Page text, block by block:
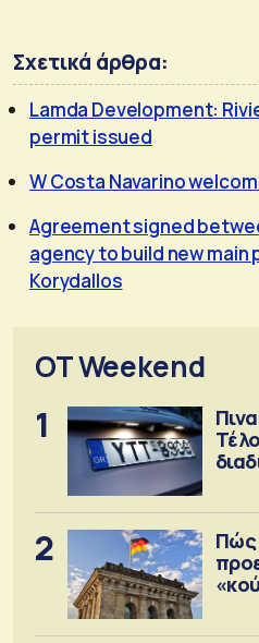
Σχετικά άρθρα:
Lamda Development:
permit issued
W Costa Navarino
Agreement signed
agency to build new main
Korydallos
OT Weekend
1
2
Πώς